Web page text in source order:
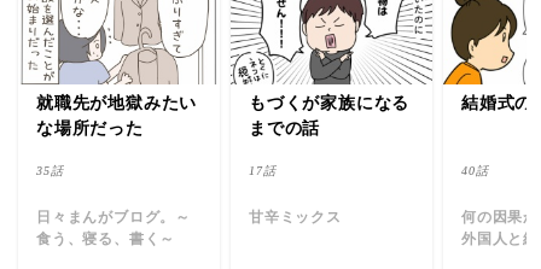
就職先が地獄みたい
な場所だった
35話
日々まんがブログ。～
食う、寝る、書く～
もづくが家族になる
までの話
17話
甘辛ミックス
結婚式の
40話
何の因果
外国人と